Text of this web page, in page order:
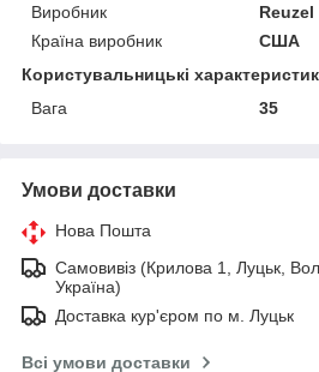
Виробник
Reuzel
Країна виробник
США
Користувальницькі
Вага
35
Умови доставки
Нова Пошта
Самовивіз (Крилова 1, Луцьк,
Україна)
Доставка кур'єром по м. Луцьк
Всі умови доставки